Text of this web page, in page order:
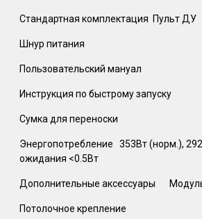
Стандартная комплектация‎ Пульт ДУ
Шнур питания
Пользовательский мануал
Инструкция по быстрому запуску‎
Сумка для переноски‎
Энергопотребление‎
353Вт (норм.),
ожидания <0.5Вт ‎
Дополнительные аксессуары‎
Потолочное крепление